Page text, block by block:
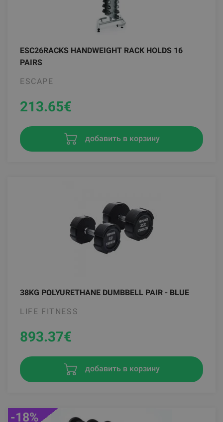
ESC26RACKS HANDWEIGHT RACK HOLDS 16
PAIRS
ESCAPE
213.65€
добавить в корзину
38KG POLYURETHANE DUMBBELL PAIR - BLUE
LIFE FITNESS
893.37€
добавить в корзину
-18%